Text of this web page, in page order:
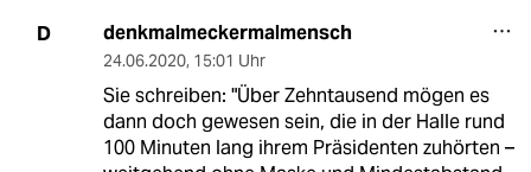
D denkmalmeckermalmensch
24.06.2020, 15:01 Uhr
Sie schreiben: "Über Zehntausend mögen es
dann doch gewesen sein, die in der Halle rund
100 Minuten lang ihrem Präsidenten zuhörten –